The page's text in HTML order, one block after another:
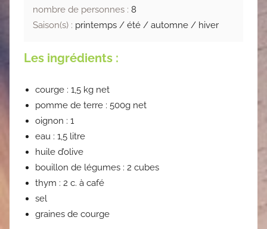
nombre de personnes : 8
Saison(s) : printemps / été / automne / hiver
Les ingrédients :
courge : 1,5 kg net
pomme de terre : 500g net
oignon : 1
eau : 1,5 litre
huile d’olive
bouillon de légumes : 2 cubes
thym : 2 c. à café
sel
graines de courge